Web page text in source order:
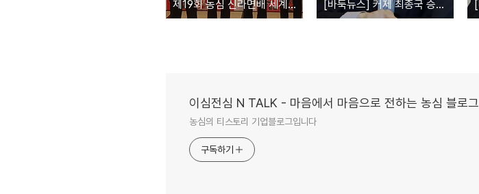
제19회 농심 신라면배 세계바둑 최강전, 한국 우승! [바둑뉴스] 커제 최종국 승리! 중국 3년 연속 우승
이심전심 N TALK - 마음에서 마음으로 전하는 농심 블로그
농심의 티스토리 기업블로그입니다
구독하기